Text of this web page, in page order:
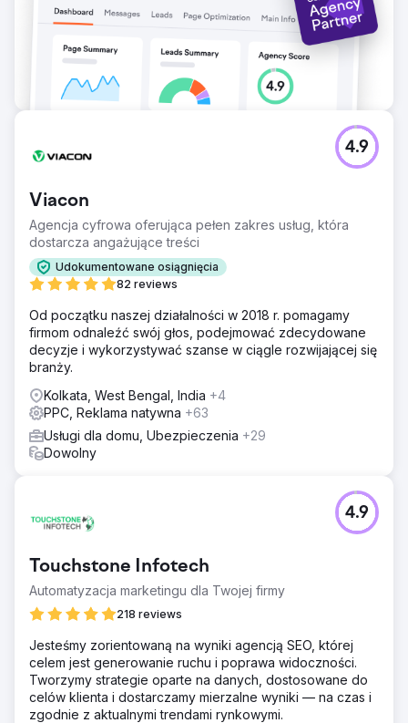
Viacon
Agencja cyfrowa oferująca pełen zakres usług, która
dostarcza angażujące treści
Udokumentowane osiągnięcia
82 reviews
4.9
Od początku naszej działalności w 2018 r. pomagamy
firmom odnaleźć swój głos, podejmować zdecydowane
decyzje i wykorzystywać szanse w ciągle rozwijającej się
branży.
Kolkata, West Bengal, India +4
PPC, Reklama natywna +63
Usługi dla domu, Ubezpieczenia +29
Dowolny
Touchstone Infotech
Automatyzacja marketingu dla Twojej firmy
218 reviews
4.9
Jesteśmy zorientowaną na wyniki agencją SEO, której
celem jest generowanie ruchu i poprawa widoczności.
Tworzymy strategie oparte na danych, dostosowane do
celów klienta i dostarczamy mierzalne wyniki — na czas i
zgodnie z aktualnymi trendami rynkowymi.